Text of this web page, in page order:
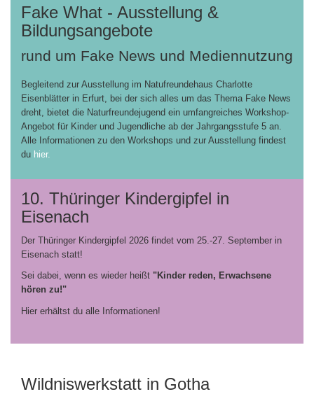
Fake What - Ausstellung &
Bildungsangebote
rund um Fake News und Mediennutzung
Begleitend zur Ausstellung im Natufreundehaus Charlotte
Eisenblätter in Erfurt, bei der sich alles um das Thema Fake News
dreht, bietet die Naturfreundejugend ein umfangreiches Workshop-
Angebot für Kinder und Jugendliche ab der Jahrgangsstufe 5 an.
Alle Informationen zu den Workshops und zur Ausstellung findest
du hier.
10. Thüringer Kindergipfel in
Eisenach
Der Thüringer Kindergipfel 2026 findet vom 25.-27. September in
Eisenach statt!
Sei dabei, wenn es wieder heißt "Kinder reden, Erwachsene
hören zu!"
Hier erhältst du alle Informationen!
Wildniswerkstatt in Gotha